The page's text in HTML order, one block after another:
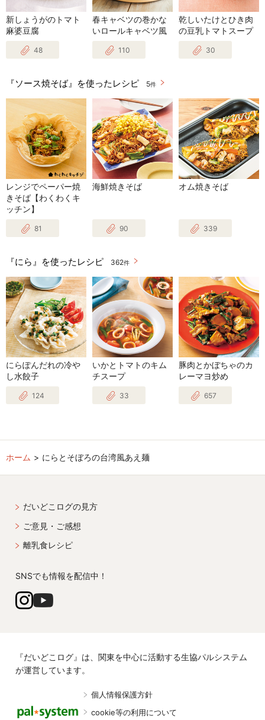
新しょうがのトマト
麻婆豆腐
48
春キャベツの巻かな
いロールキャベツ風
110
乾しいたけとひき肉
の豆乳トマトスープ
30
『ソース焼そば』を使ったレシピ 5件
レンジでペーパー焼
きそば【わくわくキ
ッチン】
81
海鮮焼きそば
90
オム焼きそば
339
『にら』を使ったレシピ 362件
にらぽんだれの冷や
し水餃子
124
いかとトマトのキム
チスープ
33
豚肉とかぼちゃのカ
レーマヨ炒め
657
ホーム にらとそぼろの台湾風あえ麺
だいどこログの見方
ご意見・ご感想
離乳食レシピ
SNSでも情報を配信中！
『だいどこログ』は、関東を中心に活動する生協パルシステム
が運営しています。
個人情報保護方針
cookie等の利用について